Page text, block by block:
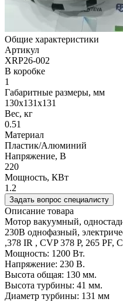
Общие характеристики
Артикул
XRP26-002
В коробке
1
Габаритные размеры, мм
130х131х131
Вес, кг
0.51
Материал
Пластик/Алюминий
Напряжение, В
220
Мощность, КВт
1.2
Задать вопрос специалисту
Описание товара
Мотор вакуумный,
230В однофазный,
,378 IR , CVP 378 P, 265 PF,
Мощность: 1200 Вт.
Напряжение: 230 В.
Высота общая: 130 мм.
Высота турбины: 41 мм.
Диаметр турбины: 131 мм